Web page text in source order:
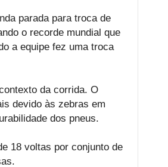
parada para troca de
o recorde mundial que
a equipe fez uma troca
da corrida. O
devido às zebras em
dos pneus.
18 voltas por conjunto de